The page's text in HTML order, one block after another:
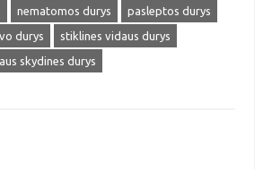
nematomos durys
pasleptos durys
durys
stiklines vidaus durys
skydines durys